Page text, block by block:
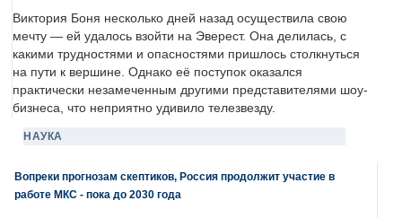
Виктория Боня несколько дней назад осуществила свою
мечту — ей удалось взойти на Эверест. Она делилась, с
какими трудностями и опасностями пришлось столкнуться
на пути к вершине. Однако её поступок оказался
практически незамеченным другими представителями шоу-
бизнеса, что неприятно удивило телезвезду.
НАУКА
Вопреки прогнозам скептиков, Россия продолжит участие в
работе МКС - пока до 2030 года